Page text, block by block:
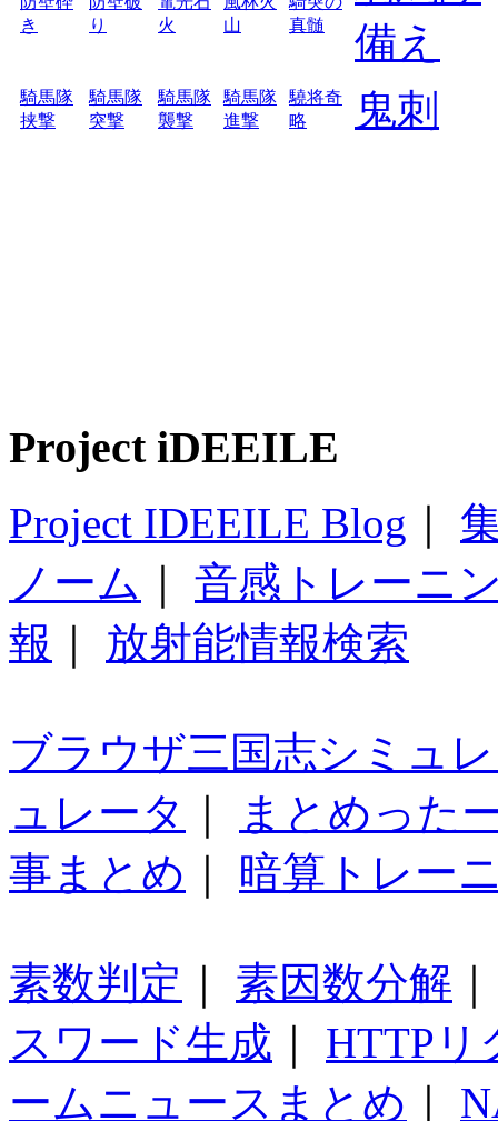
き
り
火
山
真髄
備え
騎馬隊
挟撃
騎馬隊
突撃
騎馬隊
襲撃
騎馬隊
進撃
驍将奇
略
鬼刺
Project iDEEILE
Project IDEEILE Blog
ノーム
音感トレーニ
報
放射能情報検索
ブラウザ三国志シミュ
ュレータ
まとめった
事まとめ
暗算トレー
素数判定 素因数分解
スワード生成
HTTPリ
ームニュースまとめ